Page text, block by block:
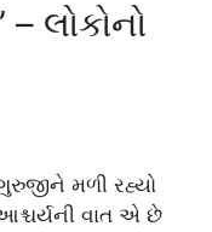
લોકોનો
મળી રહ્યો
વાત એ છે